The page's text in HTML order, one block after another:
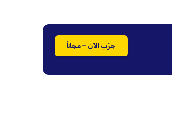
جرّب الآن — مجاناً